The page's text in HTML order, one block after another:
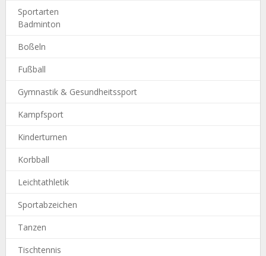
Sportarten
Badminton
Boßeln
Fußball
Gymnastik & Gesundheitssport
Kampfsport
Kinderturnen
Korbball
Leichtathletik
Sportabzeichen
Tanzen
Tischtennis